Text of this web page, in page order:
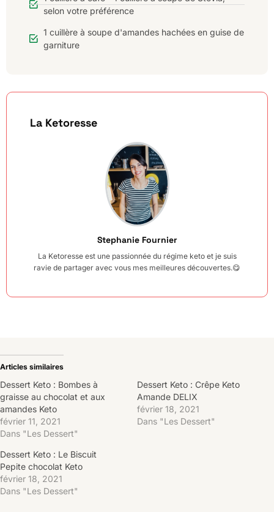
selon votre préférence
1 cuillère à soupe d'amandes hachées en guise de
garniture
La Ketoresse
Stephanie Fournier
La Ketoresse est une passionnée du régime keto et je suis
ravie de partager avec vous mes meilleures découvertes.😋
Articles similaires
Dessert Keto : Bombes à
graisse au chocolat et aux
amandes Keto
février 11, 2021
Dans "Les Dessert"
Dessert Keto : Crêpe Keto
Amande DELIX
février 18, 2021
Dans "Les Dessert"
Dessert Keto : Le Biscuit
Pepite chocolat Keto
février 18, 2021
Dans "Les Dessert"